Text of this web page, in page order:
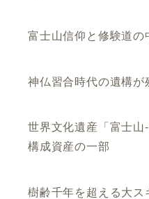
富士山信仰と修験道の
神仏習合時代の遺構が
世界文化遺産「富士
構成資産の一部
樹齢千年を超える大ス